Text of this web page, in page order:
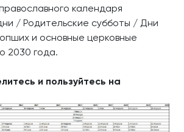
календаря
/ Родительские субботы / Дни
и основные церковные
2030 года.
и пользуйтесь на